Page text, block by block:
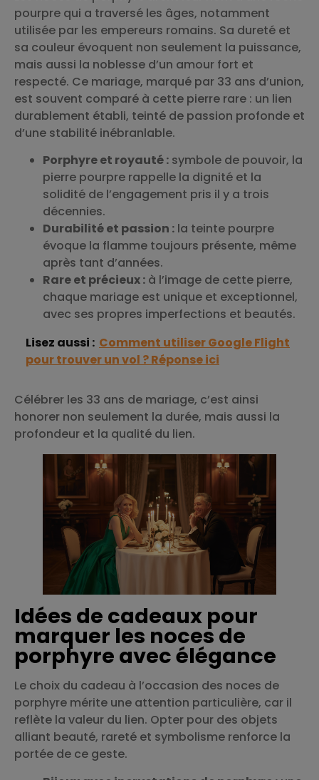
pourpre qui a traversé les âges, notamment
utilisée par les empereurs romains. Sa dureté et
sa couleur évoquent non seulement la puissance,
mais aussi la noblesse d’un amour fort et
respecté. Ce mariage, marqué par 33 ans d’union,
est souvent comparé à cette pierre rare : un lien
durablement établi, teinté de passion profonde et
d’une stabilité inébranlable.
Porphyre et royauté : symbole de pouvoir, la
pierre pourpre rappelle la dignité et la
solidité de l’engagement pris il y a trois
décennies.
Durabilité et passion : la teinte pourpre
évoque la flamme toujours présente, même
après tant d’années.
Rare et précieux : à l’image de cette pierre,
chaque mariage est unique et exceptionnel,
avec ses propres imperfections et beautés.
Lisez aussi : Comment utiliser Google Flight
pour trouver un vol ? Réponse ici
Célébrer les 33 ans de mariage, c’est ainsi
honorer non seulement la durée, mais aussi la
profondeur et la qualité du lien.
Idées de cadeaux pour
marquer les noces de
porphyre avec élégance
Le choix du cadeau à l’occasion des noces de
porphyre mérite une attention particulière, car il
reflète la valeur du lien. Opter pour des objets
alliant beauté, rareté et symbolisme renforce la
portée de ce geste.